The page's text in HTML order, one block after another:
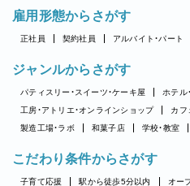
雇用形態からさがす
正社員 契約社員 アルバイト・パート
ジャンルからさがす
パティスリー・スイーツ・ケーキ屋
ホテル
工房・アトリエ・オンラインショップ
カフ
製造工場・ラボ
和菓子店 学校・教室
こだわり条件からさがす
子育て応援 駅から徒歩5分以内 オー